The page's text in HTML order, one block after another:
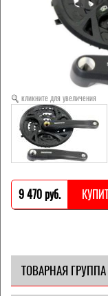
кликните для увеличения
9 470 pуб.
ТОВАРНАЯ ГРУППА